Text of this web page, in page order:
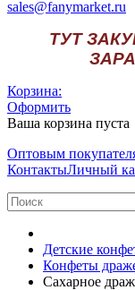
sales@fanymarket.ru
ТУТ
Корзина:
Оформить
Ваша корзина пуста
Оптовым
КонтактыЛичный
Детские
Конфеты
Сахарное